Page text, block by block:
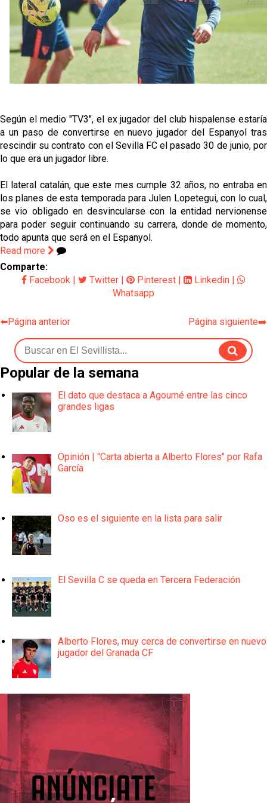
fichajes
Opinión | "Carta abierta a Alberto Flores" por Rafa
García
El Sevilla oficializa el traspaso de Sow
reflejado que podemos tirar para delante y
trabajamos con ilusión
Diomande ya es madridista mientras Rodri agita el
mercado
Según el medio "TV3", el ex jugador del club hispalense estaría
a un paso de convertirse en nuevo jugador del Espanyol tras
rescindir su contrato con el Sevilla FC el pasado 30 de junio, por
lo que era un jugador libre.
El lateral catalán, que este mes cumple 32 años, no entraba en
los planes de esta temporada para Julen Lopetegui, con lo cual,
se vio obligado en desvincularse con la entidad nervionense
para poder seguir continuando su carrera, donde de momento,
todo apunta que será en el Espanyol.
Read more
Comparte:
Facebook | Twitter | Pinterest | Linkedin |
Whatsapp
⬅️Página anterior Página siguiente➡️
Popular de la semana
El dato que destaca a Agoumé entre las cinco
grandes ligas
Opinión | "Carta abierta a Alberto Flores" por Rafa
García
Oso es el siguiente en la lista para salir
El Sevilla C se queda en Tercera Federación
Alberto Flores, muy cerca de convertirse en nuevo
jugador del Granada CF